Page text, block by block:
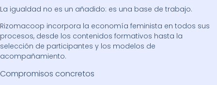
La igualdad no es un añadido: es una base de trabajo.
Rizomacoop incorpora la economía feminista en todos sus
procesos, desde los contenidos formativos hasta la
selección de participantes y los modelos de
acompañamiento.
Compromisos concretos